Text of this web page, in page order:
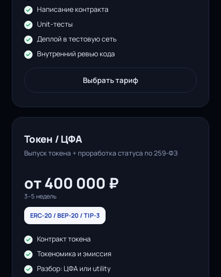
Написание контракта
Unit-тесты
Деплой в тестовую сеть
Внутренний ревью кода
Выбрать тариф
Токен / ЦФА
Выпуск токена + проработка статуса по 259-ФЗ
от 400 000 ₽
3–5 недель
ERC-20 / BEP-20 / TIP-3
Контракт токена
Токеномика и эмиссия
Разбор: ЦФА или utility